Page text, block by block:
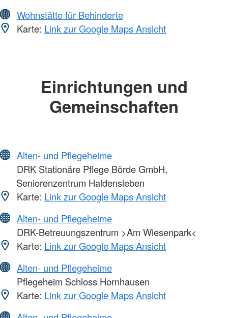
Wohnstätte für Behinderte
Karte: Link zur Google Maps Ansicht
Einrichtungen und
Gemeinschaften
Alten- und Pflegeheime
DRK Stationäre Pflege Börde GmbH,
Seniorenzentrum Haldensleben
Karte: Link zur Google Maps Ansicht
Alten- und Pflegeheime
DRK-Betreuungszentrum >Am Wiesenpark<
Karte: Link zur Google Maps Ansicht
Alten- und Pflegeheime
Pflegeheim Schloss Hornhausen
Karte: Link zur Google Maps Ansicht